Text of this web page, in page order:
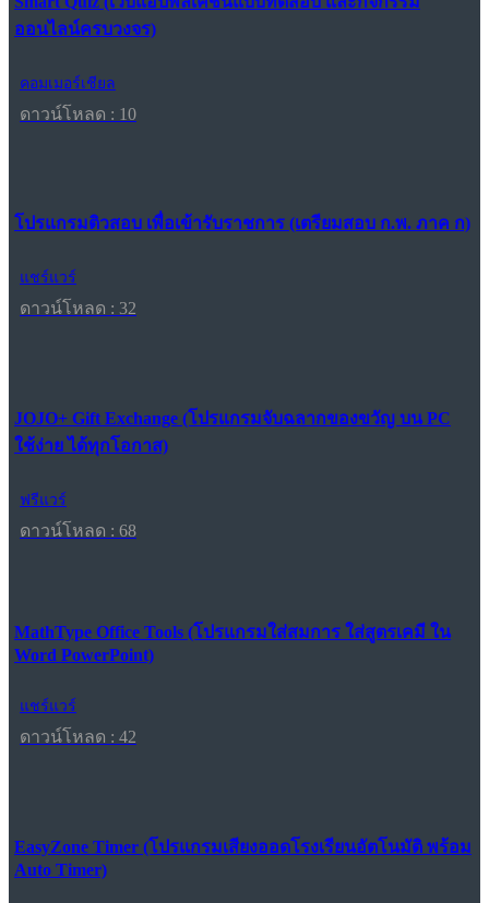
ออนไลน์ครบวงจร)
คอมเมอร์เชียล
ดาวน์โหลด : 10
โปรแกรมติวสอบ เพื่อเข้ารับราชการ (เตรียมสอบ ก.พ. ภาค ก)
แชร์แวร์
ดาวน์โหลด : 32
JOJO+ Gift Exchange (โปรแกรมจับฉลากของขวัญ บน PC
ใช้ง่าย ได้ทุกโอกาส)
ฟรีแวร์
ดาวน์โหลด : 68
MathType Office Tools (โปรแกรมใส่สมการ ใส่สูตรเคมี ใน
Word PowerPoint)
แชร์แวร์
ดาวน์โหลด : 42
EasyZone Timer (โปรแกรมเสียงออดโรงเรียนอัตโนมัติ พร้อม
Auto Timer)